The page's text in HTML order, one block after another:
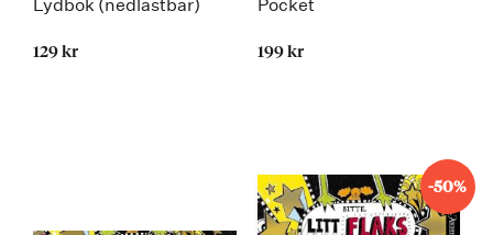
Lydbok (nedlastbar)
129 kr
Pocket
199 kr
-50%